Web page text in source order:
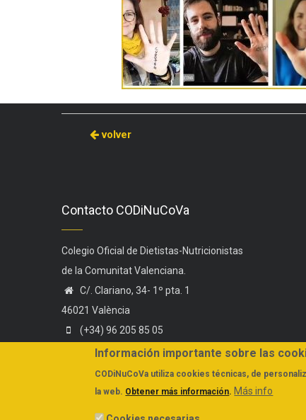
volver
Contacto CODiNuCoVa
Colegio Oficial de Dietistas-Nutricionistas
de la Comunitat Valenciana.
C/. Clariano, 34- 1º pta. 1
46021 València
(+34) 96 205 85 05
(+34) 606 44 75 58
administracion@codinucova.es
Información importante sobre las
CODiNuCoVa utiliza cookies técnicas, de
la web. Obtener más información. Más info